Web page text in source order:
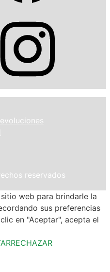
reservados
web para brindarle la
sus preferencias
en "Aceptar", acepta el
RECHAZAR